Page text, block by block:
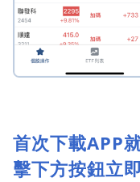
首次下載APP
擊下方按鈕立